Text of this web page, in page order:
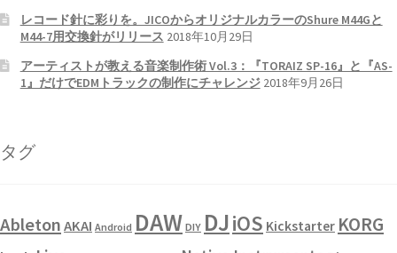
レコード針に彩りを。JICOからオリジナルカラーのShure M44Gと
M44-7用交換針がリリース 2018年10月29日
アーティストが教える音楽制作術 Vol.3：『TORAIZ SP-16』と『AS-
1』だけでEDMトラックの制作にチャレンジ 2018年9月26日
タグ
AbletonAKAI Android DAW DIY DJiOS Kickstarter KORG